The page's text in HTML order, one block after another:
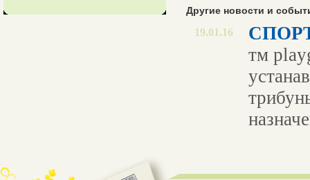
Другие новости и
19.01.16
тм